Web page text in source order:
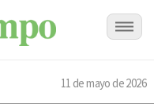
11 de mayo de 2026